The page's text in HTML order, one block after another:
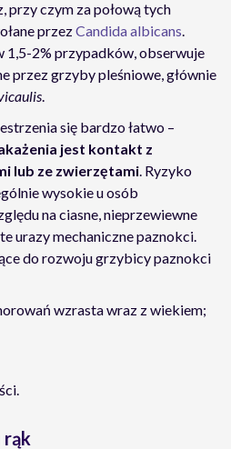
czym za połową tych
przezCandida albicans.
1,5-2% przypadków, obserwuje
przez grzyby pleśniowe, głównie
.
się bardzo łatwo –
jest kontakt z
lub ze zwierzętami. Ryzyko
wysokie u osób
na ciasne, nieprzewiewne
urazy mechaniczne paznokci.
do rozwoju grzybicy paznokci
wzrasta wraz z wiekiem;
rąk